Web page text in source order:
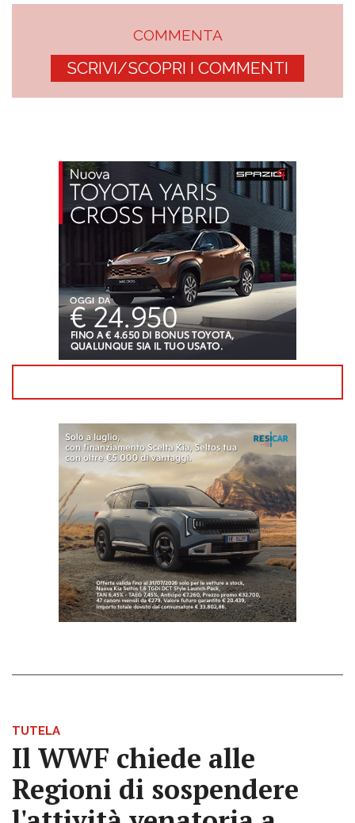
COMMENTA
SCRIVI/SCOPRI I COMMENTI
TUTELA
Il WWF chiede alle
Regioni di sospendere